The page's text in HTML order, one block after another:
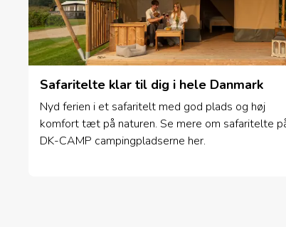
Safaritelte klar til dig i hele Danmark
Nyd ferien i et safaritelt med god plads og høj
komfort tæt på naturen. Se mere om safaritelte
DK-CAMP campingpladserne her.